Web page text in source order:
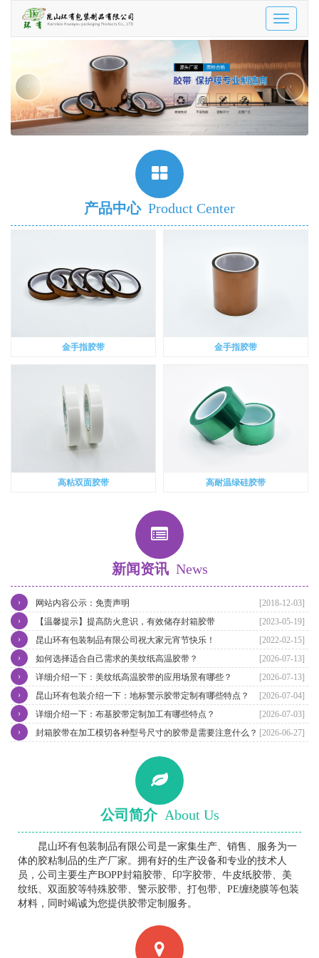
Toggle
‹ ›
产品中心 Product Center
金手指胶带 金手指胶带
高粘双面胶带 高耐温绿硅胶带
新闻资讯 News
[2018-12-03]
网站内容公示：免责声明
›
[2023-05-19]
【温馨提示】提高防火意识，有效储存封箱胶带
›
[2022-02-15]
昆山环有包装制品有限公司祝大家元宵节快乐！
›
[2026-07-13]
如何选择适合自己需求的美纹纸高温胶带？
›
[2026-07-13]
详细介绍一下：美纹纸高温胶带的应用场景有哪些？
›
[2026-07-04]
昆山环有包装介绍一下：地标警示胶带定制有哪些特点？
›
[2026-07-03]
详细介绍一下：布基胶带定制加工有哪些特点？
›
[2026-06-27]
封箱胶带在加工模切各种型号尺寸的胶带是需要注意什么？
›
公司简介 About Us
昆山环有包装制品有限公司是一家集生产、销售、服务为一
体的胶粘制品的生产厂家。拥有好的生产设备和专业的技术人
员，公司主要生产BOPP封箱胶带、印字胶带、牛皮纸胶带、美
纹纸、双面胶等特殊胶带、警示胶带、打包带、PE缠绕膜等包装
材料，同时竭诚为您提供胶带定制服务。